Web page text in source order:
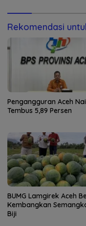
Rekomendasi
Pengangguran Aceh
Tembus 5,89 Persen
BUMG Lamgirek Aceh
Kembangkan
Biji